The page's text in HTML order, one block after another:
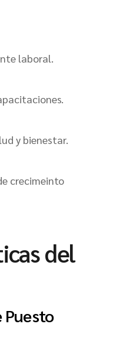
laboral.
y bienestar.
crecimeinto
del
Puesto